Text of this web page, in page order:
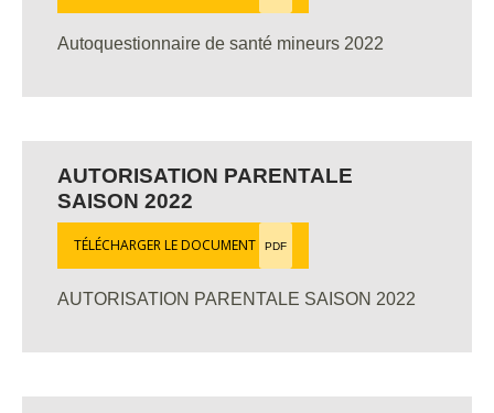
Autoquestionnaire de santé mineurs 2022
AUTORISATION PARENTALE
SAISON 2022
TÉLÉCHARGER LE DOCUMENT PDF
AUTORISATION PARENTALE SAISON 2022